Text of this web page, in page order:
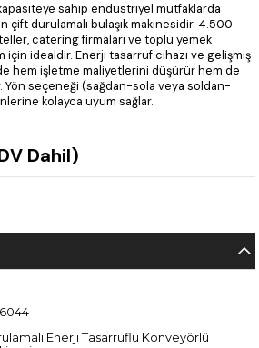
sahip endüstriyel mutfaklarda
durulamalı bulaşık makinesidir. 4.500
catering firmaları ve toplu yemek
için idealdir. Enerji tasarruf cihazı ve gelişmiş
hem işletme maliyetlerini düşürür hem de
Yön seçeneği (sağdan-sola veya soldan-
kolayca uyum sağlar.
Dahil)
Enerji Tasarruflu Konveyörlü